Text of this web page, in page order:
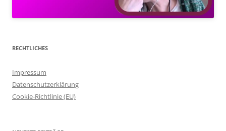
RECHTLICHES
Impressum
Datenschutzerklärung
Cookie-Richtlinie (EU)